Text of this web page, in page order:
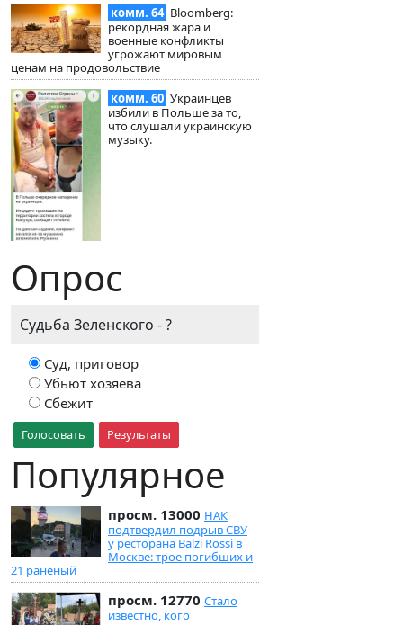
комм. 64 Bloomberg:
рекордная жара и
военные конфликты
угрожают мировым
ценам на продовольствие
комм. 60 Украинцев
избили в Польше за то,
что слушали украинскую
музыку.
Опрос
Судьба Зеленского - ?
Суд, приговор
Убьют хозяева
Сбежит
Голосовать Результаты
Популярное
просм. 13000 НАК
подтвердил подрыв СВУ
у ресторана Balzi Rossi в
Москве: трое погибших и
21 раненый
просм. 12770 Стало
известно, кого